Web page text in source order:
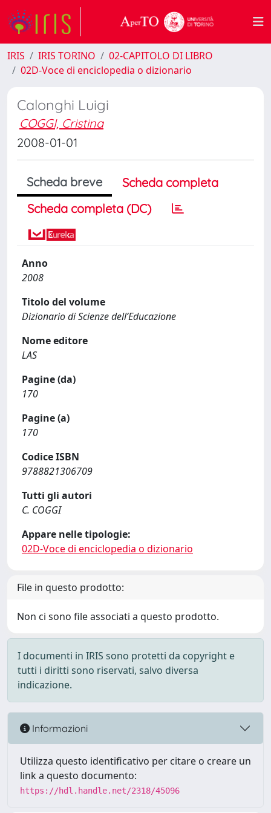
IRIS IRIS TORINO
02-CAPITOLO DI LIBRO
02D-Voce di enciclopedia o dizionario
Calonghi Luigi
COGGI, Cristina
2008-01-01
Scheda breve
Scheda completa
Scheda completa (DC)
Anno
2008
Titolo del volume
Dizionario di Scienze dell’Educazione
Nome editore
LAS
Pagine (da)
170
Pagine (a)
170
Codice ISBN
9788821306709
Tutti gli autori
C. COGGI
Appare nelle tipologie:
02D-Voce di enciclopedia o dizionario
File in questo prodotto:
Non ci sono file associati a questo prodotto.
I documenti in IRIS sono protetti da copyright e
tutti i diritti sono riservati, salvo diversa
indicazione.
Informazioni
Utilizza questo identificativo per citare o creare un
link a questo documento:
https://hdl.handle.net/2318/45096